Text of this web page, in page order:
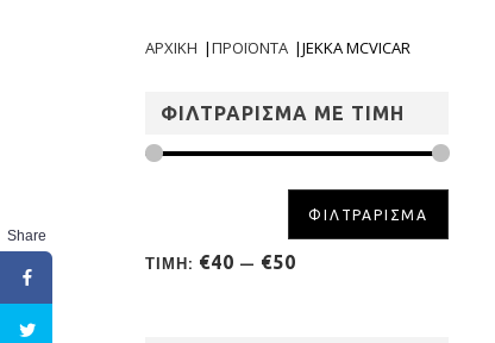
ΑΡΧΙΚΗ |ΠΡΟΪΟΝΤΑ |JEKKA MCVICAR
ΦΙΛΤΡΑΡΙΣΜΑ ΜΕ ΤΙΜΗ
ΦΙΛΤΡΑΡΙΣΜΑ
ΤΙΜΗ: €40 — €50
Share